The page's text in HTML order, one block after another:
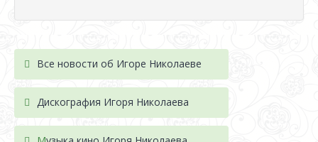
Все новости об Игоре Николаеве
Дискография Игоря Николаева